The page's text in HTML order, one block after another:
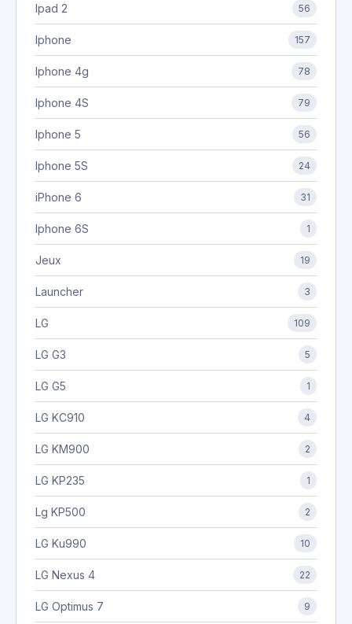
Ipad 2 56
Iphone 157
Iphone 4g 78
Iphone 4S 79
Iphone 5 56
Iphone 5S 24
iPhone 6 31
Iphone 6S 1
Jeux 19
Launcher 3
LG 109
LG G3 5
LG G5 1
LG KC910 4
LG KM900 2
LG KP235 1
Lg KP500 2
LG Ku990 10
LG Nexus 4 22
LG Optimus 7 9